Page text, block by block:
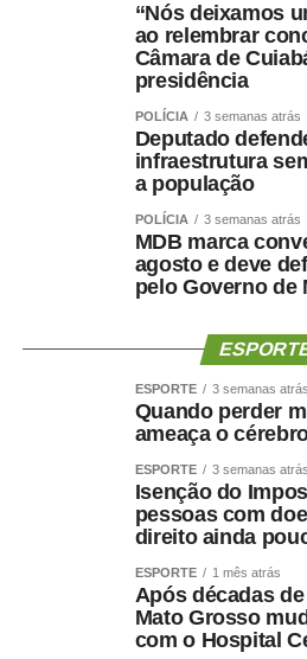
“Nós deixamos
ao relembrar
Câmara de
presidência
POLÍCIA 3 semanas atrás
Deputado
infraestrutura
a população
POLÍCIA 3 semanas atrás
MDB marca
agosto e deve
pelo Governo de
ESPORTE 3 semanas atrás
Quando perder
ameaça o
ESPORTE 3 semanas atrás
Isenção do
pessoas com
direito ainda
ESPORTE 1 mês atrás
Após décadas
Mato Grosso
com o Hospital